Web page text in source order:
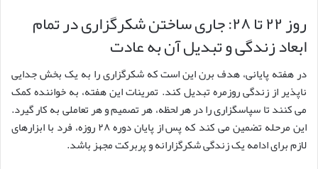
روز ۲۲ تا ۲۸: جاری ساختن شکرگزاری در تمام
ابعاد زندگی و تبدیل آن به عادت
در هفته پایانی، هدف برن این است که شکرگزاری را به یک بخش جدایی
ناپذیر از زندگی روزمره تبدیل کند. تمرینات این هفته، به خواننده کمک
می کنند تا سپاسگزاری را در هر لحظه، هر تصمیم و هر تعاملی به کار گیرد.
این مرحله تضمین می کند که پس از پایان دوره ۲۸ روزه، فرد با ابزارهای
لازم برای ادامه یک زندگی شکرگزارانه و پربرکت مجهز باشد.